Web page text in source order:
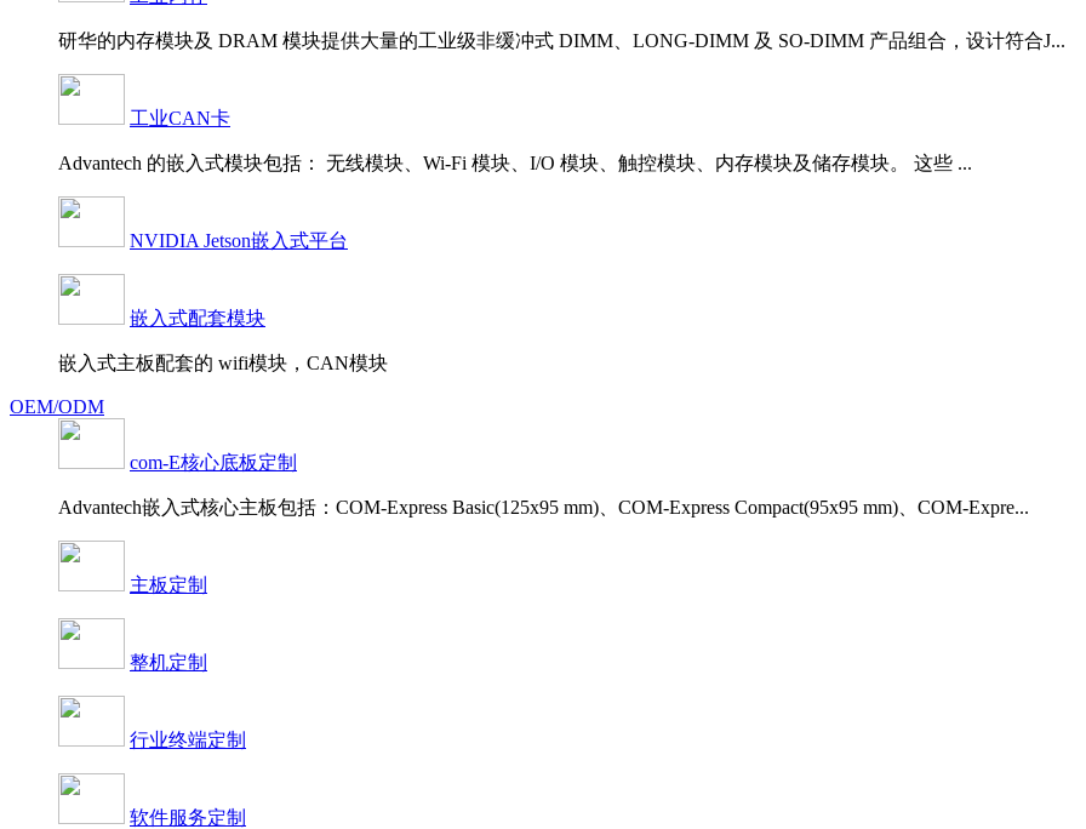
研华的内存模块及 DRAM 模块提供大量的工业级非缓冲式 DIMM、LONG-DIMM 及 SO-DIMM 产品组合，设计符合J...
工业CAN卡
Advantech 的嵌入式模块包括： 无线模块、Wi-Fi 模块、I/O 模块、触控模块、内存模块及储存模块。 这些 ...
NVIDIA Jetson嵌入式平台
嵌入式配套模块
嵌入式主板配套的 wifi模块，CAN模块
OEM/ODM
com-E核心底板定制
Advantech嵌入式核心主板包括：COM-Express Basic(125x95 mm)、COM-Express Compact(95x95 mm)、COM-Expre...
主板定制
整机定制
行业终端定制
软件服务定制